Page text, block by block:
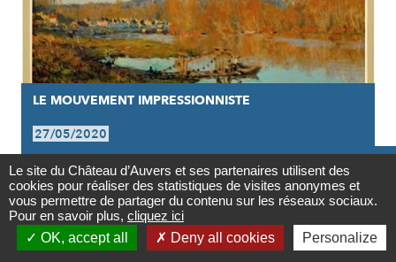
Contact

Newsletter
LE MOUVEMENT IMPRESSIONNISTE
27/05/2020
Si méconnu Alfred Sisley
Le site du Château d’Auvers et ses partenaires utilisent des
cookies pour réaliser des statistiques de visites anonymes et
vous permettre de partager du contenu sur les réseaux sociaux.
Pour en savoir plus, cliquez ici
OK, accept all
Deny all cookies Personalize